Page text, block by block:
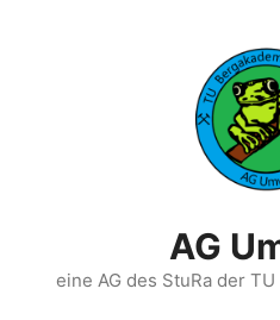
AG
eine AG des StuRa der